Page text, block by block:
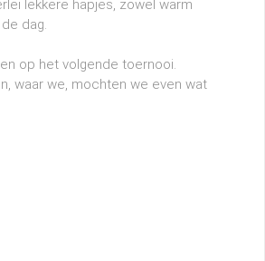
lekkere hapjes, zowel warm
dag.
op het volgende toernooi.
waar we, mochten we even wat